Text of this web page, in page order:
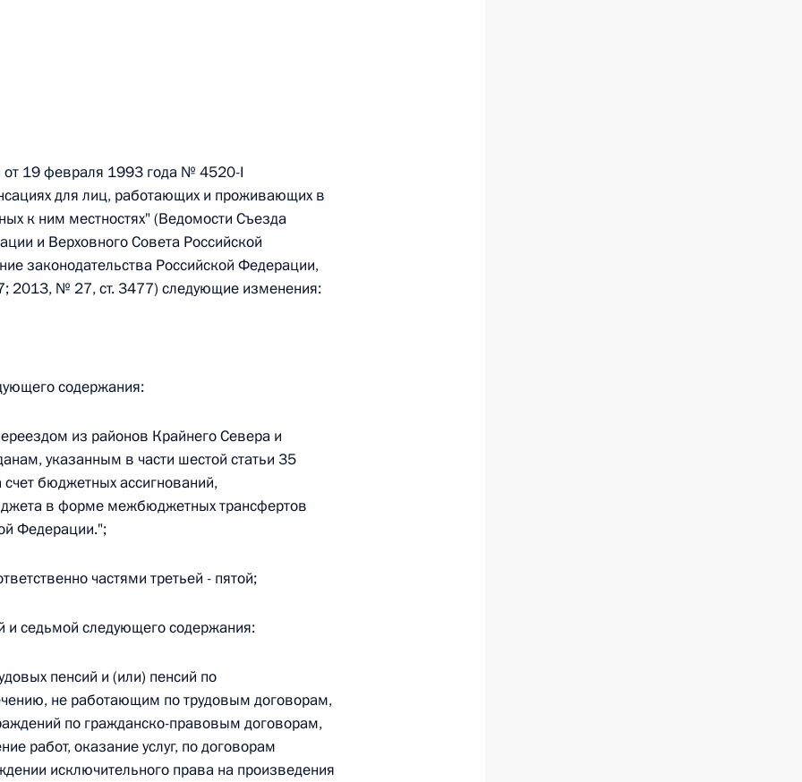
первой и статью 227–1 части второй Налогового
г. № 246-ФЗ
Федерации
№ 268-ФЗ
«О пробации в Российской Федерации»
г. № 267-ФЗ
закона «О благотворительной деятельности
Федерации и статьи 31 и 151 Уголовно-
от 19 февраля 1993 года № 4520-I
для лиц, работающих и проживающих в
к ним местностях" (Ведомости Съезда
и Верховного Совета Российской
законодательства Российской Федерации,
2013, № 27, ст. 3477) следующие изменения:
содержания:
из районов Крайнего Севера и
указанным в части шестой статьи 35
бюджетных ассигнований,
в форме межбюджетных трансфертов
Федерации.";
частями третьей - пятой;
и седьмой следующего содержания:
пенсий и (или) пенсий по
не работающим по трудовым договорам,
по гражданско-правовым договорам,
работ, оказание услуг, по договорам
исключительного права на произведения